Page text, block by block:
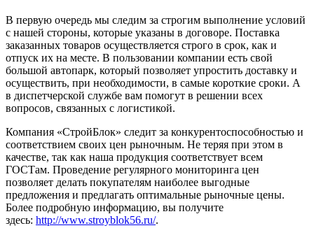
В первую очередь мы следим за строгим выполнение условий
с нашей стороны, которые указаны в договоре. Поставка
заказанных товаров осуществляется строго в срок, как и
отпуск их на месте. В пользовании компании есть свой
большой автопарк, который позволяет упростить доставку и
осуществить, при необходимости, в самые короткие сроки. А
в диспетчерской службе вам помогут в решении всех
вопросов, связанных с логистикой.
Компания «СтройБлок» следит за конкурентоспособностью и
соответствием своих цен рыночным. Не теряя при этом в
качестве, так как наша продукция соответствует всем
ГОСТам. Проведение регулярного мониторинга цен
позволяет делать покупателям наиболее выгодные
предложения и предлагать оптимальные рыночные цены.
Более подробную информацию, вы получите
здесь: http://www.stroyblok56.ru/.